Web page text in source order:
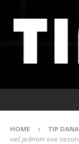
HOME TIP DANA
već jednom ove